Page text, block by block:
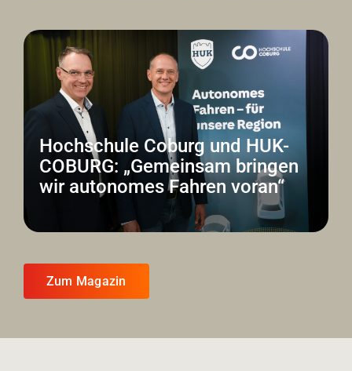
Hochschule Coburg und HUK-
COBURG: „Gemeinsam bringen
wir autonomes Fahren voran“
Zum Magazin